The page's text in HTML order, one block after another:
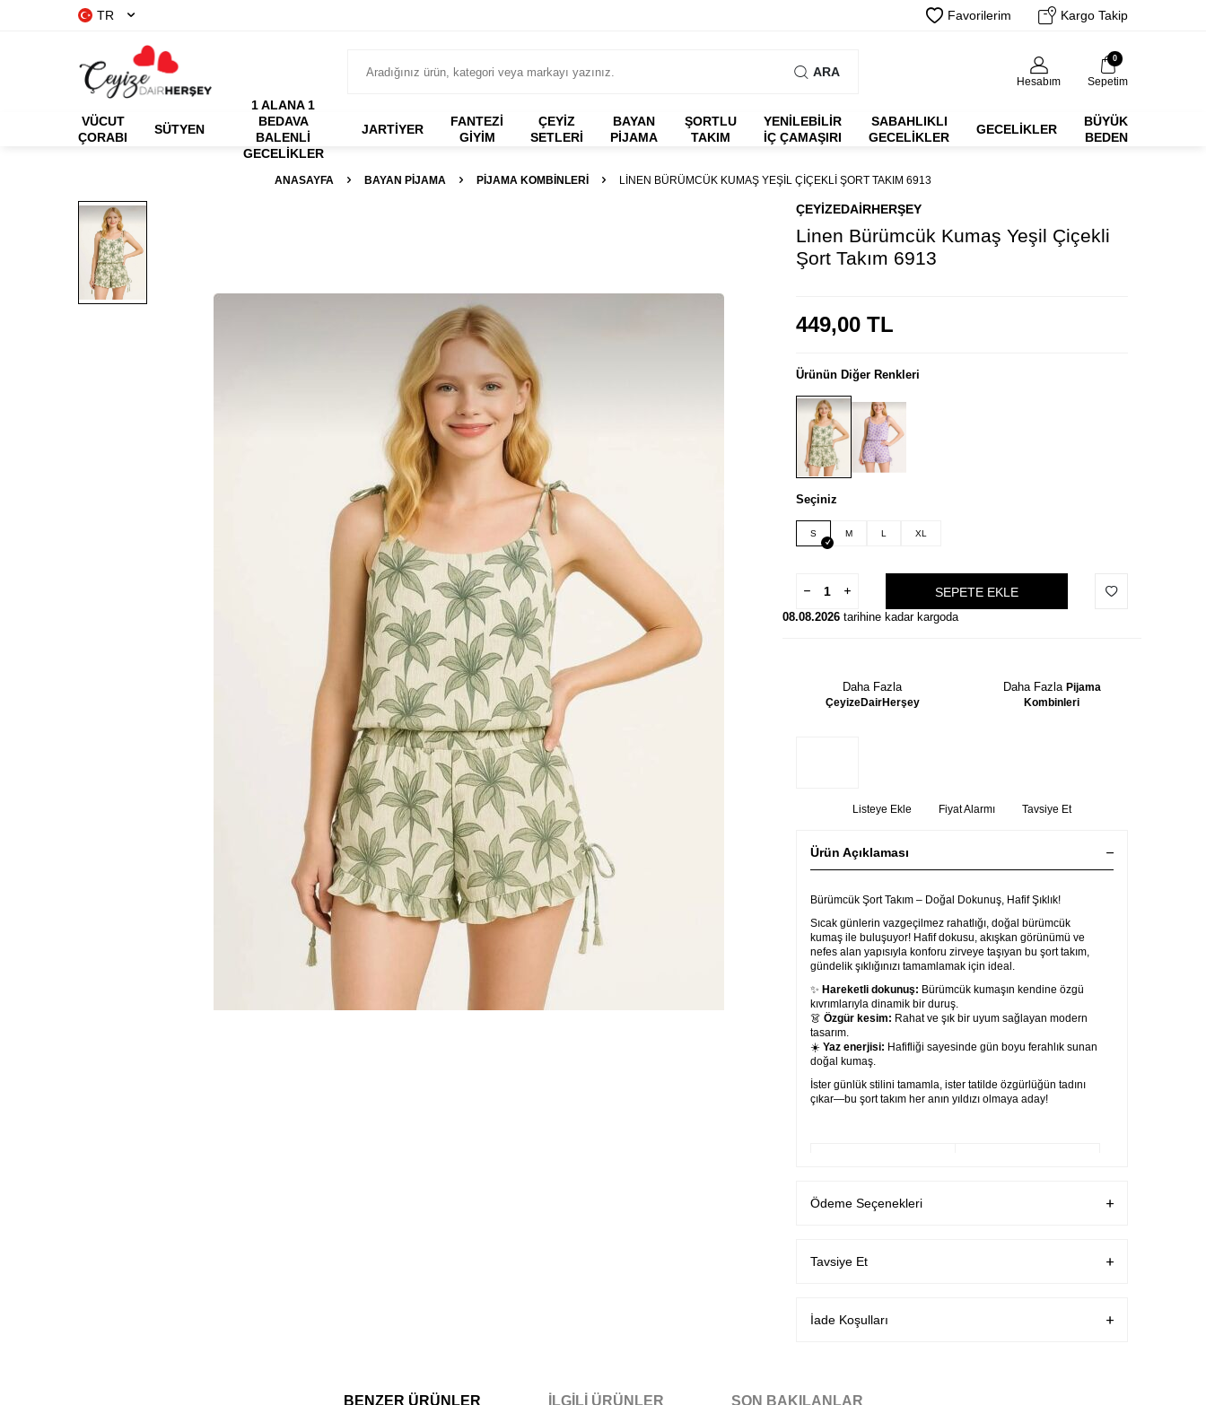
TR Favorilerim Kargo Takip
ARA
Hesabım
0
Sepetim
VÜCUT
ÇORABI
SÜTYEN
1 ALANA 1
BEDAVA
BALENLI
GECELIKLER
JARTİYER
FANTEZI
GIYIM
ÇEYİZ
SETLERİ
BAYAN
PİJAMA
ŞORTLU
TAKIM
YENİLEBİLİR
İÇ ÇAMAŞIRI
SABAHLIKLI
GECELIKLER
GECELIKLER
BÜYÜK
BEDEN
ANASAYFA BAYAN PIJAMA PIJAMA KOMBINLERI LINEN BÜRÜMCÜK KUMAŞ YEŞIL ÇIÇEKLI ŞORT TAKIM 6913
ÇEYIZEDAIRHERŞEY
Linen Bürümcük Kumaş Yeşil Çiçekli
Şort Takım 6913
449,00 TL
Ürünün Diğer Renkleri
Seçiniz
S M L XL
SEPETE EKLE
08.08.2026 tarihine kadar kargoda
Daha Fazla
ÇeyizeDairHerşey
Daha Fazla Pijama
Kombinleri
Listeye Ekle Fiyat Alarmı Tavsiye Et
Ürün Açıklaması
Bürümcük Şort Takım – Doğal Dokunuş, Hafif Şıklık!
Sıcak günlerin vazgeçilmez rahatlığı, doğal bürümcük
kumaş ile buluşuyor! Hafif dokusu, akışkan görünümü ve
nefes alan yapısıyla konforu zirveye taşıyan bu şort takım,
gündelik şıklığınızı tamamlamak için ideal.
✨ Hareketli dokunuş: Bürümcük kumaşın kendine özgü
kıvrımlarıyla dinamik bir duruş.
👗 Özgür kesim: Rahat ve şık bir uyum sağlayan modern
tasarım.
☀️ Yaz enerjisi: Hafifliği sayesinde gün boyu ferahlık sunan
doğal kumaş.
İster günlük stilini tamamla, ister tatilde özgürlüğün tadını
çıkar—bu şort takım her anın yıldızı olmaya aday!
Ödeme Seçenekleri
Tavsiye Et
İade Koşulları
BENZER ÜRÜNLER İLGILI ÜRÜNLER SON BAKILANLAR